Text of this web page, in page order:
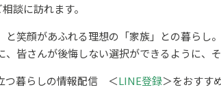
談に訪れます。
笑顔があふれる理想の「家族」との暮らし
皆さんが後悔しない選択ができるように、
つ暮らしの情報配信 ＜LINE登録＞をおすす